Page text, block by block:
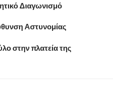
Διαγωνισμό
Αστυνομίας
στην πλατεία της